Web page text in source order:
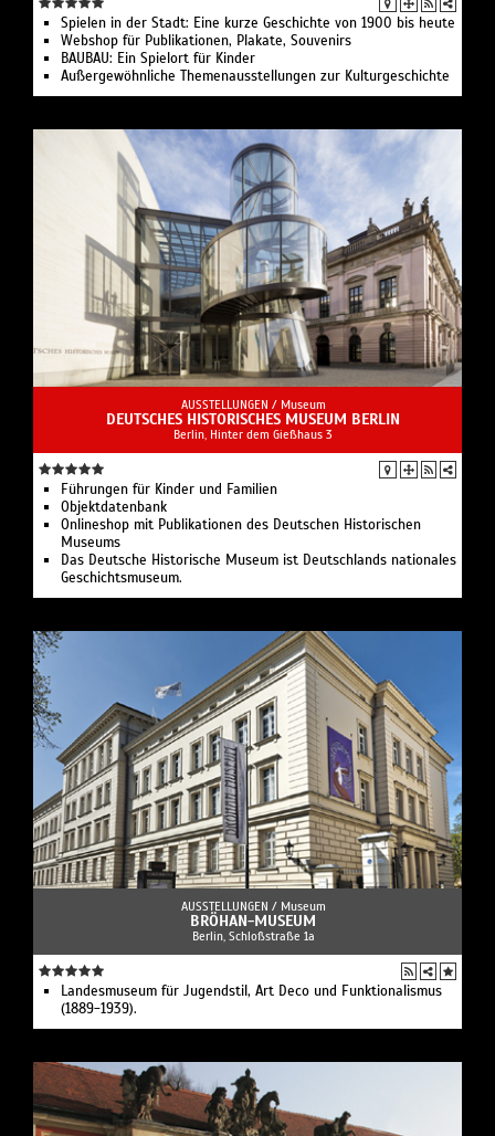
Spielen in der Stadt: Eine kurze Geschichte von 1900 bis heute
Webshop für Publikationen, Plakate, Souvenirs
BAUBAU: Ein Spielort für Kinder
Außergewöhnliche Themenausstellungen zur Kulturgeschichte
AUSSTELLUNGEN / Museum
DEUTSCHES HISTORISCHES MUSEUM BERLIN
Berlin, Hinter dem Gießhaus 3
Führungen für Kinder und Familien
Objektdatenbank
Onlineshop mit Publikationen des Deutschen Historischen
Museums
Das Deutsche Historische Museum ist Deutschlands nationales
Geschichtsmuseum.
AUSSTELLUNGEN / Museum
BRÖHAN-MUSEUM
Berlin, Schloßstraße 1a
Landesmuseum für Jugendstil, Art Deco und Funktionalismus
(1889-1939).